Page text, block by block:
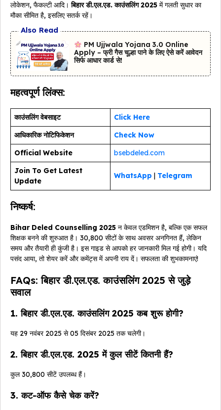
लोकेशन, फैकल्टी आदि।बिहार डी.एल.एड. काउंसलिंग 2025 में गलती सुधार का
मौका सीमित है, इसलिए सतर्क रहें।
Also Read
PM Ujjwala Yojana 3.0 Online
Apply – फ्री गैस चूल्हा पाने के लिए ऐसे करें आवेदन
सिर्फ आधार कार्ड से!
महत्वपूर्ण लिंक्स:
काउंसलिंग वेबसाइट
Click Here
आधिकारिक नोटिफिकेशन
Check Now
Official Website
bsebdeled.com
Join To Get Latest
Update
WhatsApp | Telegram
निष्कर्ष:
Bihar Deled Counselling 2025 न केवल एडमिशन है, बल्कि एक सफल
शिक्षक बनने की शुरुआत है। 30,800 सीटों के साथ अवसर अनगिनत हैं, लेकिन
समय और तैयारी ही कुंजी है। इस गाइड से आपको हर जानकारी मिल गई होगी। यदि
पसंद आया, तो शेयर करें और कमेंट्स में अपनी राय दें। सफलता की शुभकामनाएं!
FAQs: बिहार डी.एल.एड. काउंसलिंग 2025 से जुड़े
सवाल
1. बिहार डी.एल.एड. काउंसलिंग 2025 कब शुरू होगी?
यह 29 नवंबर 2025 से 05 दिसंबर 2025 तक चलेगी।
2. बिहार डी.एल.एड. 2025 में कुल सीटें कितनी हैं?
कुल 30,800 सीटें उपलब्ध हैं।
3. कट-ऑफ कैसे चेक करें?